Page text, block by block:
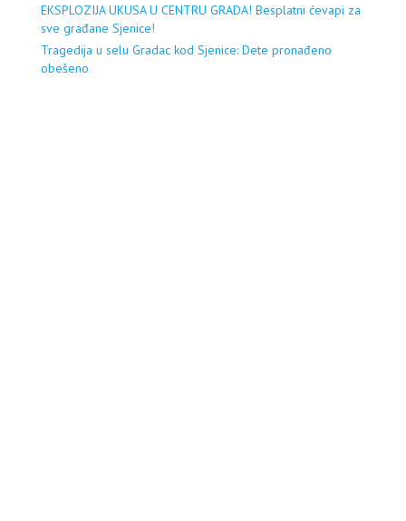
EKSPLOZIJA UKUSA U CENTRU GRADA! Besplatni ćevapi za
sve građane Sjenice!
Tragedija u selu Gradac kod Sjenice: Dete pronađeno
obešeno